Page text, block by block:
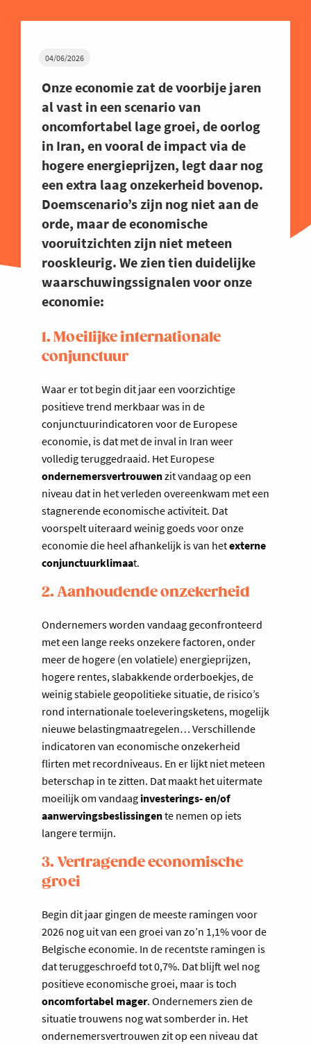
04/06/2026
Onze economie zat de voorbije jaren
al vast in een scenario van
oncomfortabel lage groei, de oorlog
in Iran, en vooral de impact via de
hogere energieprijzen, legt daar nog
een extra laag onzekerheid bovenop.
Doemscenario’s zijn nog niet aan de
orde, maar de economische
vooruitzichten zijn niet meteen
rooskleurig. We zien tien duidelijke
waarschuwingssignalen voor onze
economie:
1. Moeilijke internationale
conjunctuur
Waar er tot begin dit jaar een voorzichtige
positieve trend merkbaar was in de
conjunctuurindicatoren voor de Europese
economie, is dat met de inval in Iran weer
volledig teruggedraaid. Het Europese
ondernemersvertrouwenzit vandaag op een
niveau dat in het verleden overeenkwam met een
stagnerende economische activiteit. Dat
voorspelt uiteraard weinig goeds voor onze
economie die heel afhankelijk is van hetexterne
conjunctuurklimaat.
2. Aanhoudende onzekerheid
Ondernemers worden vandaag geconfronteerd
met een lange reeks onzekere factoren, onder
meer de hogere (en volatiele) energieprijzen,
hogere rentes, slabakkende orderboekjes, de
weinig stabiele geopolitieke situatie, de risico’s
rond internationale toeleveringsketens, mogelijk
nieuwe belastingmaatregelen… Verschillende
indicatoren van economische onzekerheid
flirten met recordniveaus. En er lijkt niet meteen
beterschap in te zitten. Dat maakt het uitermate
moeilijk om vandaag investerings- en/of
aanwervingsbeslissingente nemen op iets
langere termijn.
3. Vertragende economische
groei
Begin dit jaar gingen de meeste ramingen voor
2026 nog uit van een groei van zo’n 1,1% voor de
Belgische economie. In de recentste ramingen is
dat teruggeschroefd tot 0,7%. Dat blijft wel nog
positieve economische groei, maar is toch
oncomfortabel mager. Ondernemers zien de
situatie trouwens nog wat somberder in. Het
ondernemersvertrouwen zit op een niveau dat